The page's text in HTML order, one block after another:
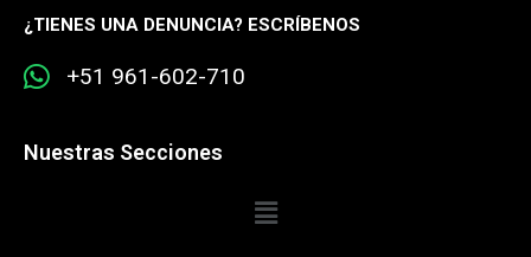
¿TIENES UNA DENUNCIA? ESCRÍBENOS
+51 961-602-710
Nuestras Secciones